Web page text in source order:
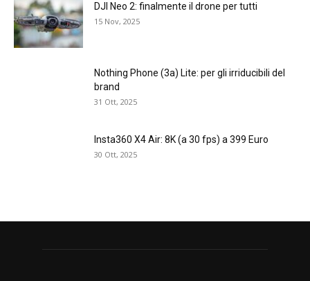
DJI Neo 2: finalmente il drone per tutti
15 Nov, 2025
Nothing Phone (3a) Lite: per gli irriducibili del
brand
31 Ott, 2025
Insta360 X4 Air: 8K (a 30 fps) a 399 Euro
30 Ott, 2025